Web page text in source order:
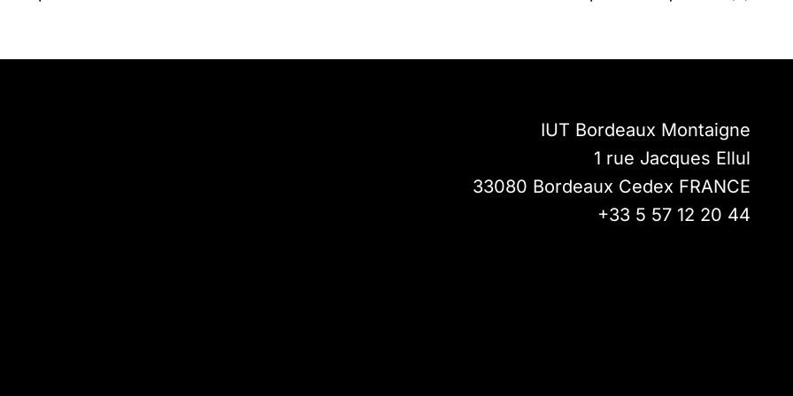
IUT Bordeaux Montaigne
1 rue Jacques Ellul
33080 Bordeaux Cedex FRANCE
+33 5 57 12 20 44